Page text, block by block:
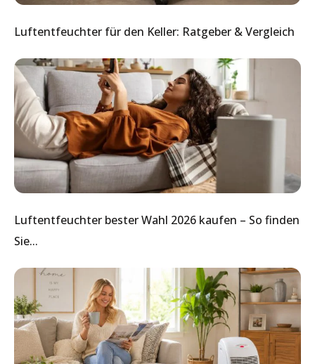
Luftentfeuchter für den Keller: Ratgeber & Vergleich
Luftentfeuchter bester Wahl 2026 kaufen – So finden
Sie...